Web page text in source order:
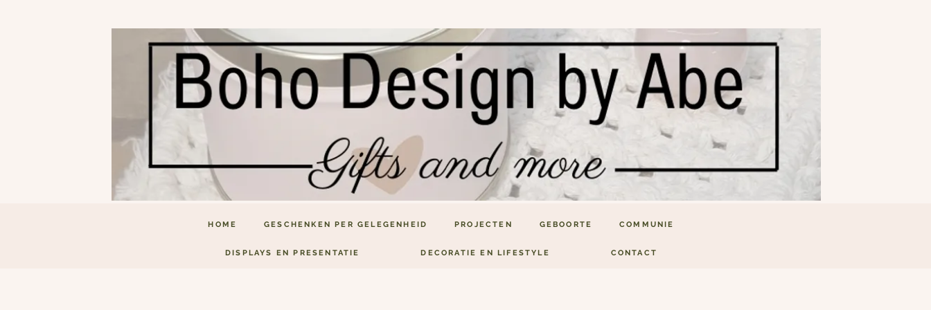
HOME GESCHENKEN PER GELEGENHEID PROJECTEN GEBOORTE COMMUNIE
DISPLAYS EN PRESENTATIE DECORATIE EN LIFESTYLE CONTACT